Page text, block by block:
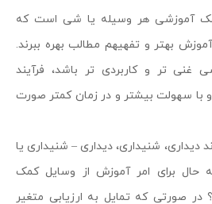
کمک آموزشی هر وسیله یا شی است که
آموزش بهتر و تفهیهم مطالب بهره ببرند.
تر و کاربردی تر باشد، فرآیند
و با سهولت بیشتر و در زمان کمتر صورت
دیداری، شنیداری، دیداری – شنیداری یا
حال برای امر آموزش از وسایل کمک
در صورتی که تمایل به ارزیابی متغیر